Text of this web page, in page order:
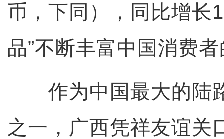
币，下同），同比增长
品”不断丰富中国消费者
作为中国最大的陆
之一，广西凭祥友谊关